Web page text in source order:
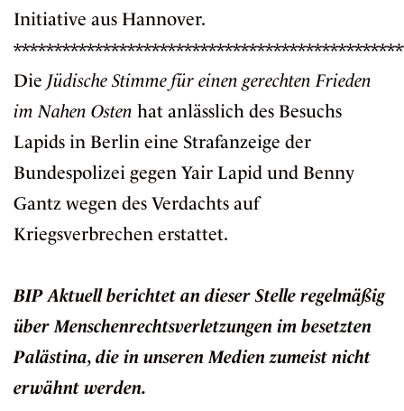
Initiative aus Hannover.
Die Jüdische Stimme für einen gerechten Frieden
im Nahen Osten hat anlässlich des Besuchs
Lapids in Berlin eine Strafanzeige der
Bundespolizei gegen Yair Lapid und Benny
Gantz wegen des Verdachts auf
Kriegsverbrechen erstattet.
BIP Aktuell berichtet an dieser Stelle regelmäßig
über Menschenrechtsverletzungen im besetzten
Palästina, die in unseren Medien zumeist nicht
erwähnt werden.